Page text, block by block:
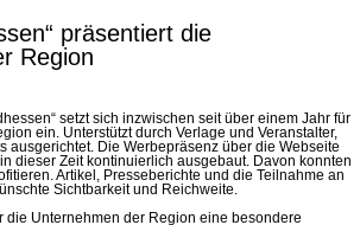
präsentiert die
Region
setzt sich inzwischen seit über einem Jahr für
ein. Unterstützt durch Verlage und Veranstalter,
ausgerichtet. Die Werbepräsenz über die Webseite
dieser Zeit kontinuierlich ausgebaut. Davon konnten
Artikel, Presseberichte und die Teilnahme an
Sichtbarkeit und Reichweite.
die Unternehmen der Region eine besondere